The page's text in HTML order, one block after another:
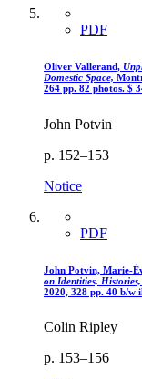
PDF
Oliver Vallerand,
Domestic Space,
264 pp. 82 photos. $
John Potvin
p. 152–153
Notice
PDF
John Potvin, Marie-
on Identities,
2020, 328 pp. 40 b/w
Colin Ripley
p. 153–156